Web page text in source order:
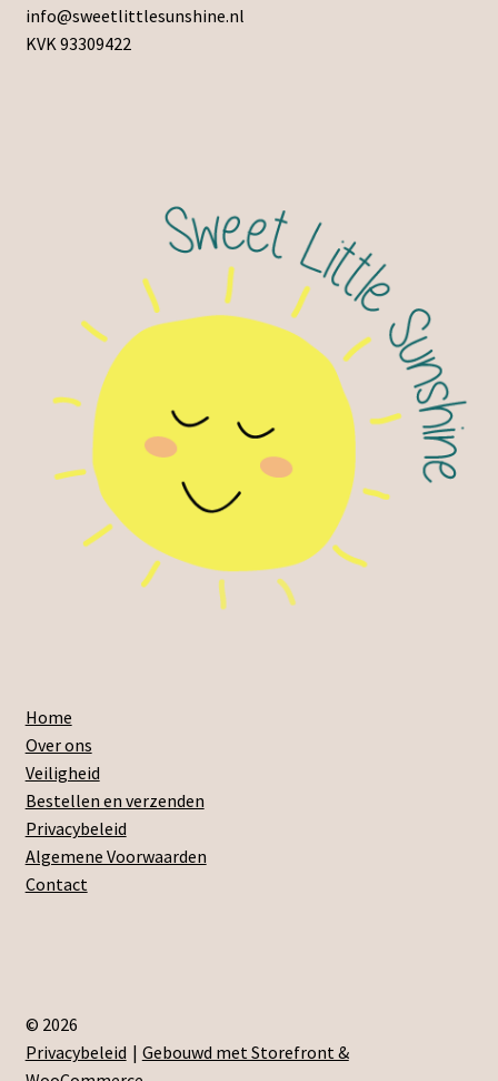
info@sweetlittlesunshine.nl
KVK 93309422
Home
Over ons
Veiligheid
Bestellen en verzenden
Privacybeleid
Algemene Voorwaarden
Contact
© 2026
Privacybeleid
Gebouwd met Storefront &